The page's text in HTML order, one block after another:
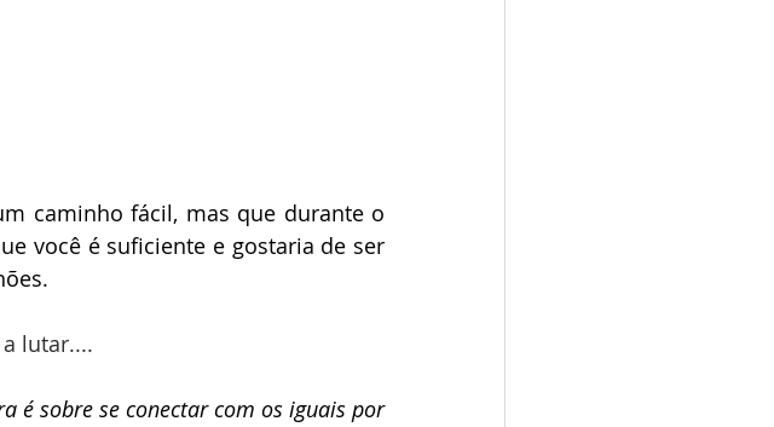
caminho fácil, mas que durante o
você é suficiente e gostaria de ser
lutar....
é sobre se conectar com os iguais por